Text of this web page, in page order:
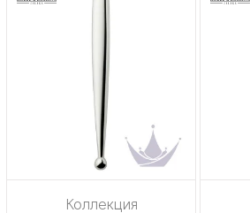
Коллекция